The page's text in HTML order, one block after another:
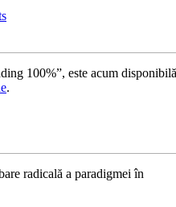
100%”, este acum
.
radicală a paradigmei în